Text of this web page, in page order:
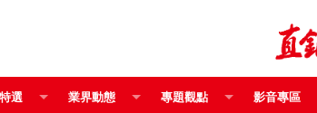
選 業界動態 專題觀點 影音專區